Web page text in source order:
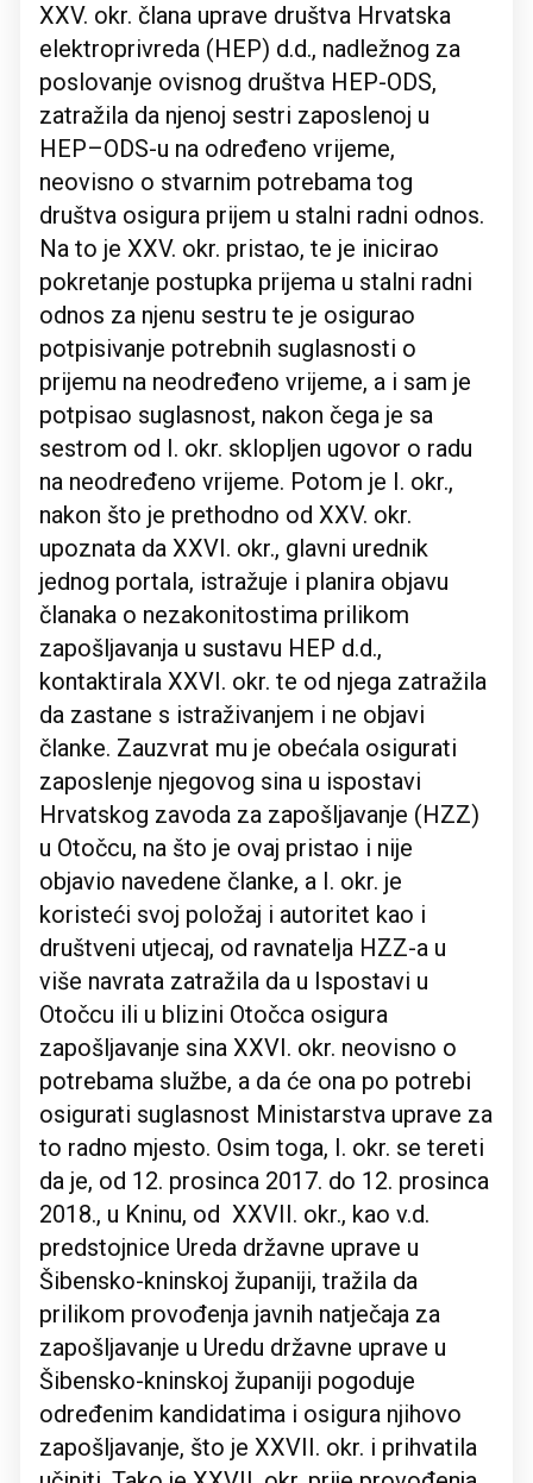
XXV. okr. člana uprave društva Hrvatska
elektroprivreda (HEP) d.d., nadležnog za
poslovanje ovisnog društva HEP-ODS,
zatražila da njenoj sestri zaposlenoj u
HEP–ODS-u na određeno vrijeme,
neovisno o stvarnim potrebama tog
društva osigura prijem u stalni radni odnos.
Na to je XXV. okr. pristao, te je inicirao
pokretanje postupka prijema u stalni radni
odnos za njenu sestru te je osigurao
potpisivanje potrebnih suglasnosti o
prijemu na neodređeno vrijeme, a i sam je
potpisao suglasnost, nakon čega je sa
sestrom od I. okr. sklopljen ugovor o radu
na neodređeno vrijeme. Potom je I. okr.,
nakon što je prethodno od XXV. okr.
upoznata da XXVI. okr., glavni urednik
jednog portala, istražuje i planira objavu
članaka o nezakonitostima prilikom
zapošljavanja u sustavu HEP d.d.,
kontaktirala XXVI. okr. te od njega zatražila
da zastane s istraživanjem i ne objavi
članke. Zauzvrat mu je obećala osigurati
zaposlenje njegovog sina u ispostavi
Hrvatskog zavoda za zapošljavanje (HZZ)
u Otočcu, na što je ovaj pristao i nije
objavio navedene članke, a I. okr. je
koristeći svoj položaj i autoritet kao i
društveni utjecaj, od ravnatelja HZZ-a u
više navrata zatražila da u Ispostavi u
Otočcu ili u blizini Otočca osigura
zapošljavanje sina XXVI. okr. neovisno o
potrebama službe, a da će ona po potrebi
osigurati suglasnost Ministarstva uprave za
to radno mjesto. Osim toga, I. okr. se tereti
da je, od 12. prosinca 2017. do 12. prosinca
2018., u Kninu, od XXVII. okr., kao v.d.
predstojnice Ureda državne uprave u
Šibensko-kninskoj županiji, tražila da
prilikom provođenja javnih natječaja za
zapošljavanje u Uredu državne uprave u
Šibensko-kninskoj županiji pogoduje
određenim kandidatima i osigura njihovo
zapošljavanje, što je XXVII. okr. i prihvatila